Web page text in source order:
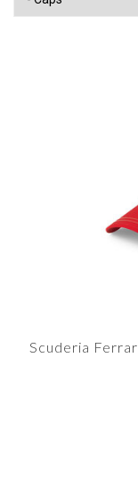
Scuderia